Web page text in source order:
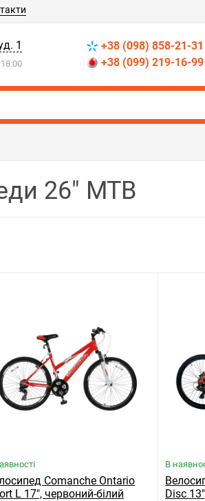
1
+38 (098) 858-21-31
+38 (099) 219-16-99
26" МТВ
Comanche Ontario
L 17", червоний-білий
В
Disc